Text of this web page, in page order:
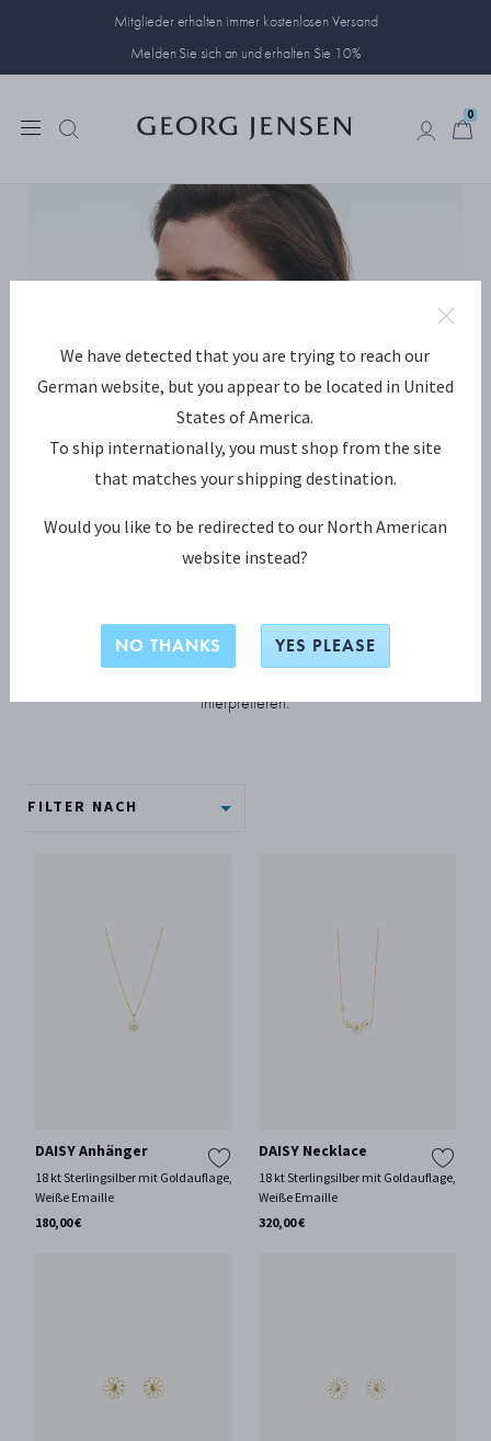
Mitglieder erhalten immer kostenlosen Versand
Melden Sie sich an und erhalten Sie 10%
0
SCHMUCK
Die Daisy Kollektion präsentiert frische neue Designs, die
das ikonische Motiv auf innovative Art und Weise
interpretieren.
FILTER NACH
DAISY Anhänger
18 kt Sterlingsilber mit Goldauflage,
Weiße Emaille
180,00 €
DAISY Necklace
18 kt Sterlingsilber mit Goldauflage,
Weiße Emaille
320,00 €
We have detected that you are trying to reach our
German website, but you appear to be located in United
States of America.
To ship internationally, you must shop from the site
that matches your shipping destination.
Would you like to be redirected to our North American
website instead?
NO THANKS YES PLEASE